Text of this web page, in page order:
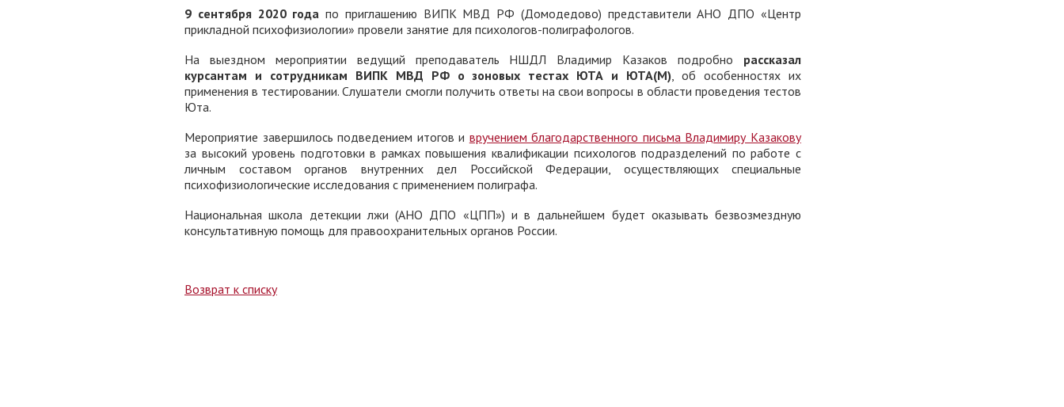
9 сентября 2020 года по приглашению ВИПК МВД РФ (Домодедово) представители АНО ДПО «Центр
прикладной психофизиологии» провели занятие для психологов-полиграфологов.
На выездном мероприятии ведущий преподаватель НШДЛ Владимир Казаков подробно рассказал
курсантам и сотрудникам ВИПК МВД РФ о зоновых тестах ЮТА и ЮТА(М) , об особенностях их
применения в тестировании. Слушатели смогли получить ответы на свои вопросы в области проведения тестов
Юта.
Мероприятие завершилось подведением итогов и вручением благодарственного письма Владимиру Казакову
за высокий уровень подготовки в рамках повышения квалификации психологов подразделений по работе с
личным составом органов внутренних дел Российской Федерации, осуществляющих специальные
психофизиологические исследования с применением полиграфа.
Национальная школа детекции лжи (АНО ДПО «ЦПП») и в дальнейшем будет оказывать безвозмездную
консультативную помощь для правоохранительных органов России.
Возврат к списку